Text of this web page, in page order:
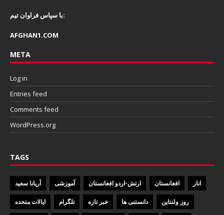
با سپاس فراوان تیم:
AFGHAN1.COM
META
Log in
Entries feed
Comments feed
WordPress.org
TAGS
آریانا سعید آموزشی ارتش-اردو افغانستان افغانستان انار
ایالات متحده تلگرام خبر تازه دانستنی ها روز ولنتاین